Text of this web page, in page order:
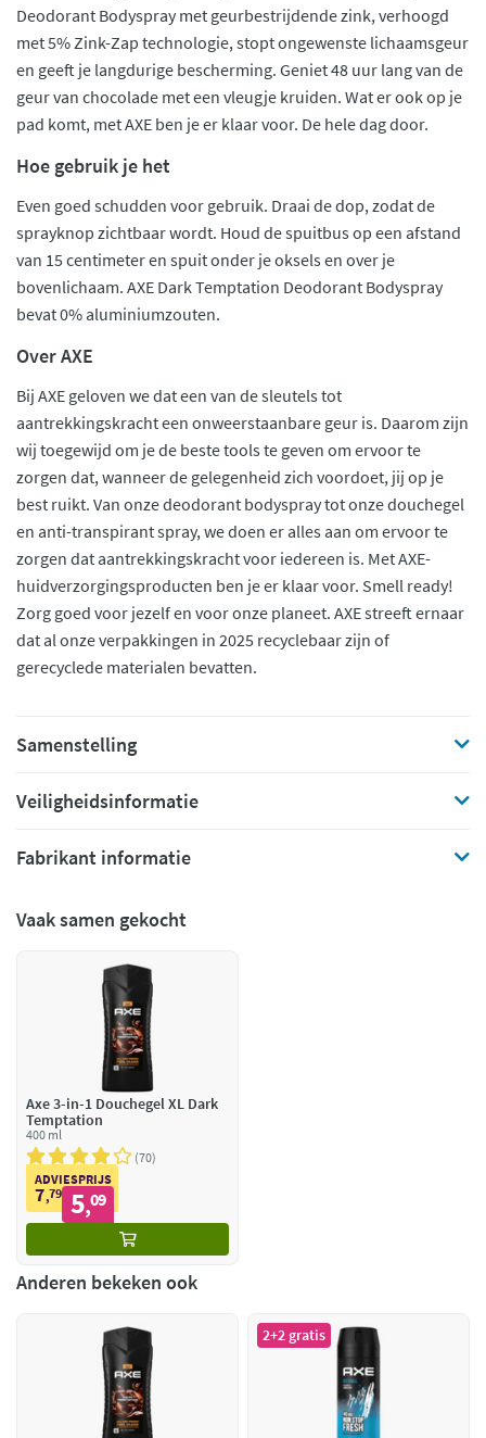
Deodorant Bodyspray met geurbestrijdende zink, verhoogd
met 5% Zink-Zap technologie, stopt ongewenste lichaamsgeur
en geeft je langdurige bescherming. Geniet 48 uur lang van de
geur van chocolade met een vleugje kruiden. Wat er ook op je
pad komt, met AXE ben je er klaar voor. De hele dag door.
Hoe gebruik je het
Even goed schudden voor gebruik. Draai de dop, zodat de
sprayknop zichtbaar wordt. Houd de spuitbus op een afstand
van 15 centimeter en spuit onder je oksels en over je
bovenlichaam. AXE Dark Temptation Deodorant Bodyspray
bevat 0% aluminiumzouten.
Over AXE
Bij AXE geloven we dat een van de sleutels tot
aantrekkingskracht een onweerstaanbare geur is. Daarom zijn
wij toegewijd om je de beste tools te geven om ervoor te
zorgen dat, wanneer de gelegenheid zich voordoet, jij op je
best ruikt. Van onze deodorant bodyspray tot onze douchegel
en anti-transpirant spray, we doen er alles aan om ervoor te
zorgen dat aantrekkingskracht voor iedereen is. Met AXE-
huidverzorgingsproducten ben je er klaar voor. Smell ready!
Zorg goed voor jezelf en voor onze planeet. AXE streeft ernaar
dat al onze verpakkingen in 2025 recyclebaar zijn of
gerecyclede materialen bevatten.
Samenstelling
Veiligheidsinformatie
Fabrikant informatie
Vaak samen gekocht
Axe 3-in-1 Douchegel XL Dark
Temptation
400 ml
70
ADVIESPRIJS
7,79 5,09
Anderen bekeken ook
2+2 gratis